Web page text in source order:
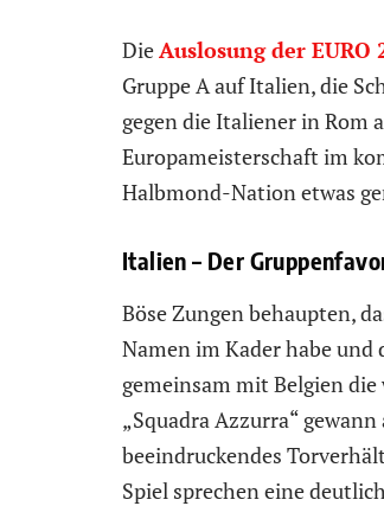
DieAuslosung der EURO
Gruppe A auf Italien, die
gegen die Italiener in Rom
Europameisterschaft im
Halbmond-Nation etwas
Italien – Der
Böse Zungen behaupten,
Namen im Kader habe und
gemeinsam mit Belgien
„Squadra Azzurra“
beeindruckendes
Spiel sprechen eine